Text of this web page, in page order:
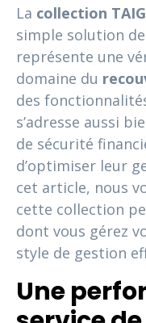
La collection
simple solution
représente une
domaine du
des
s’adresse aussi
de sécurité
d’optimiser leur
cet article, nous
cette collection
dont vous gérez
style de gestion
Une